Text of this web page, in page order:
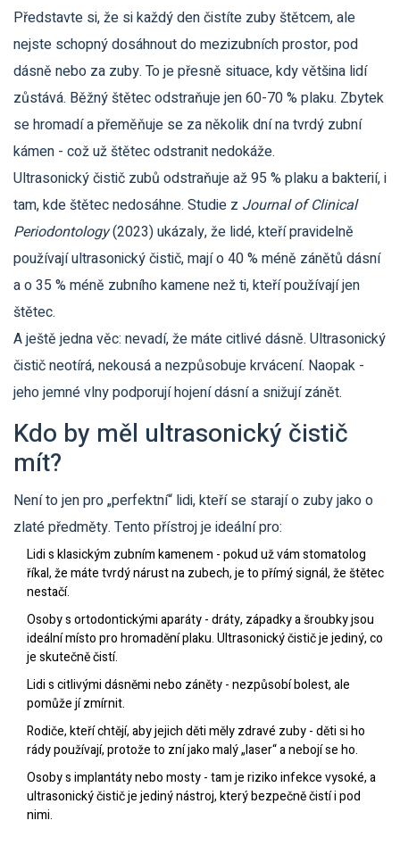
Představte si, že si každý den čistíte zuby štětcem, ale
nejste schopný dosáhnout do mezizubních prostor, pod
dásně nebo za zuby. To je přesně situace, kdy většina lidí
zůstává. Běžný štětec odstraňuje jen 60-70 % plaku. Zbytek
se hromadí a přeměňuje se za několik dní na tvrdý zubní
kámen - což už štětec odstranit nedokáže.
Ultrasonický čistič zubů odstraňuje až 95 % plaku a bakterií, i
tam, kde štětec nedosáhne. Studie z Journal of Clinical
Periodontology(2023) ukázaly, že lidé, kteří pravidelně
používají ultrasonický čistič, mají o 40 % méně zánětů dásní
a o 35 % méně zubního kamene než ti, kteří používají jen
štětec.
A ještě jedna věc: nevadí, že máte citlivé dásně. Ultrasonický
čistič neotírá, nekousá a nezpůsobuje krvácení. Naopak -
jeho jemné vlny podporují hojení dásní a snižují zánět.
Kdo by měl ultrasonický čistič
mít?
Není to jen pro „perfektní“ lidi, kteří se starají o zuby jako o
zlaté předměty. Tento přístroj je ideální pro:
Lidi s klasickým zubním kamenem - pokud už vám stomatolog
říkal, že máte tvrdý nárust na zubech, je to přímý signál, že štětec
nestačí.
Osoby s ortodontickými aparáty - dráty, západky a šroubky jsou
ideální místo pro hromadění plaku. Ultrasonický čistič je jediný, co
je skutečně čistí.
Lidi s citlivými dásněmi nebo záněty - nezpůsobí bolest, ale
pomůže jí zmírnit.
Rodiče, kteří chtějí, aby jejich děti měly zdravé zuby - děti si ho
rády používají, protože to zní jako malý „laser“ a nebojí se ho.
Osoby s implantáty nebo mosty - tam je riziko infekce vysoké, a
ultrasonický čistič je jediný nástroj, který bezpečně čistí i pod
nimi.